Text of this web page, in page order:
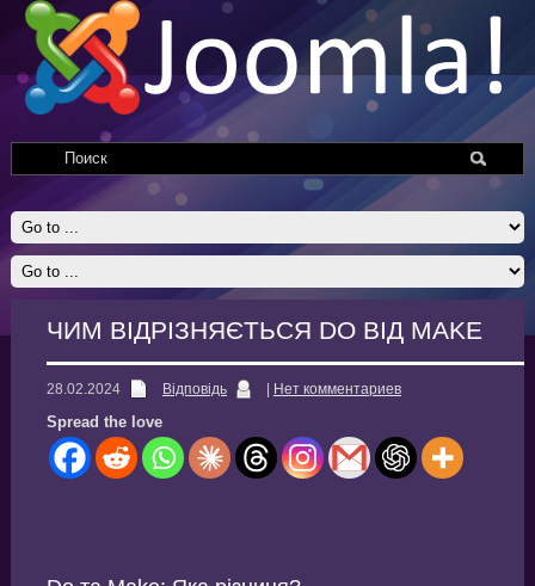
ЧИМ ВІДРІЗНЯЄТЬСЯ DO ВІД MAKE
28.02.2024 Відповідь Нет комментариев
Spread the love